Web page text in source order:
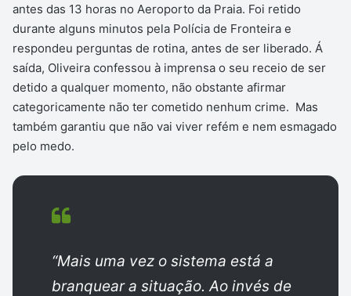
antes das 13 horas no Aeroporto da Praia. Foi retido
durante alguns minutos pela Polícia de Fronteira e
respondeu perguntas de rotina, antes de ser liberado. Á
saída, Oliveira confessou à imprensa o seu receio de ser
detido a qualquer momento, não obstante afirmar
categoricamente não ter cometido nenhum crime. Mas
também garantiu que não vai viver refém e nem esmagado
pelo medo.
“Mais uma vez o sistema está a
branquear a situação. Ao invés de